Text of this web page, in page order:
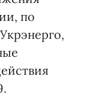
по